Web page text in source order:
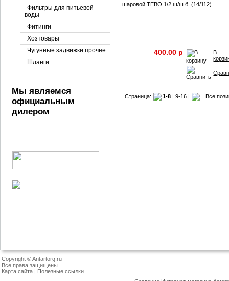
Фильтры для питьевой
воды
Фитинги
Хозтовары
Чугунные задвижки прочее
Шланги
Мы являемся
официальным
дилером
шаровой TEBO 1/2 ш/ш б. (14/112)
400.00 p
В
Страница: 1-8 |9-16 | Все
Copyright © Antartorg.ru
Все права защищены.
Карта сайта | Полезные ссылки